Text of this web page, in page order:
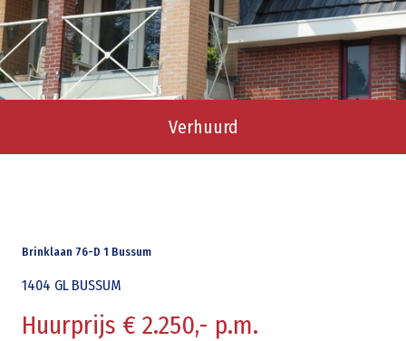
Verhuurd
Brinklaan 76-D 1 Bussum
1404 GL BUSSUM
Huurprijs € 2.250,- p.m.